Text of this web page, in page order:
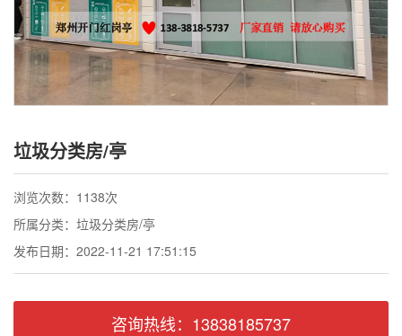
垃圾分类房/亭
浏览次数：1138次
所属分类：垃圾分类房/亭
发布日期：2022-11-21 17:51:15
咨询热线：13838185737